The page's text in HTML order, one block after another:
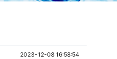
2023-12-08 16:58:54